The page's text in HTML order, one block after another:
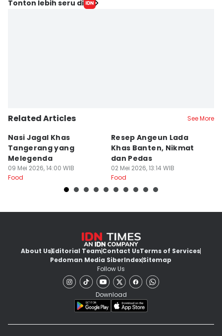
Tonton lebih seru di
Related Articles See More
Nasi Jagal Khas
Tangerang yang
Melegenda
09 Mei 2026, 14:00 WIB
Food
Resep Angeun Lada
Khas Banten, Nikmat
dan Pedas
02 Mei 2026, 13:14 WIB
Food
About UsEditorial TeamContact UsTerms of Services
Pedoman Media SiberIndexSitemap
Follow Us
Download